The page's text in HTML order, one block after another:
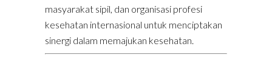
masyarakat sipil, dan organisasi profesi
kesehatan internasional untuk menciptakan
sinergi dalam memajukan kesehatan.